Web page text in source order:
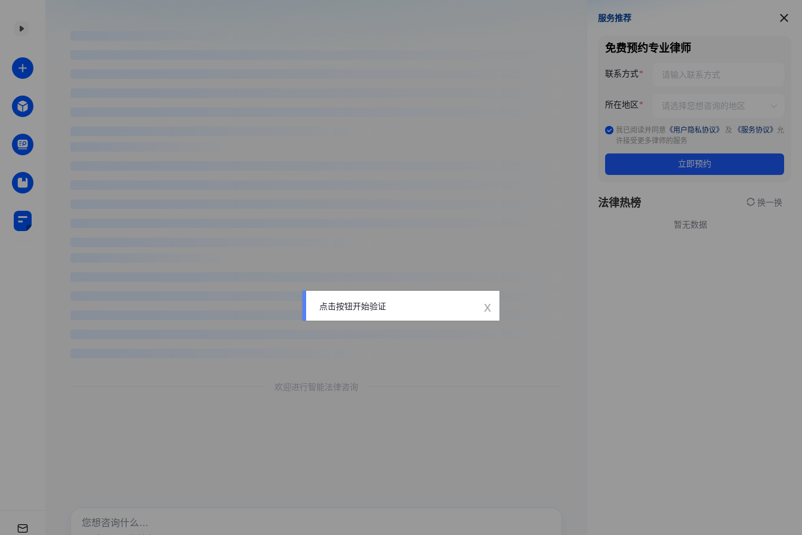
欢迎进行智能法律咨询
服务推荐
服务推荐
免费预约专业律师
联系方式
所在地区
我已阅读并同意 《用户隐私协议》 及 《服务协议》 允
许接受更多律师的服务
立即预约
法律热榜 换一换
暂无数据
点击按钮开始验证 x